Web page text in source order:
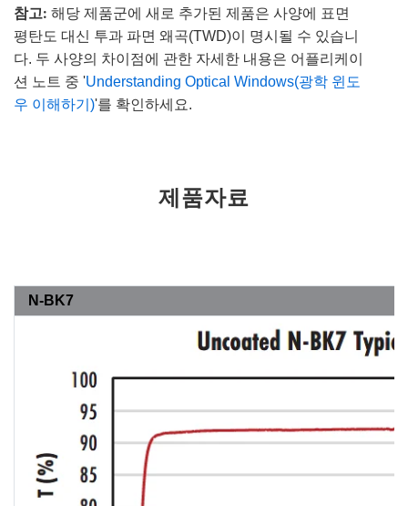
참고: 해당 제품군에 새로 추가된 제품은 사양에 표면
평탄도 대신 투과 파면 왜곡(TWD)이 명시될 수 있습니
다. 두 사양의 차이점에 관한 자세한 내용은 어플리케이
션 노트 중 'Understanding Optical Windows(광학 윈도
우 이해하기)'를 확인하세요.
제품자료
N-BK7